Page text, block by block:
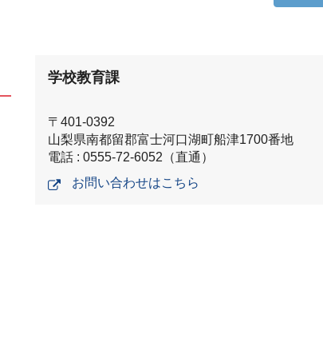
学校教育課
〒401-0392
山梨県南都留郡富士河口湖町船津1700番地
電話 : 0555-72-6052（直通）
お問い合わせはこちら